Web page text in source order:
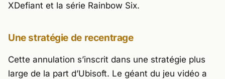
XDefiant et la série Rainbow Six.
Une stratégie de recentrage
Cette annulation s’inscrit dans une stratégie plus
large de la part d’Ubisoft. Le géant du jeu vidéo a